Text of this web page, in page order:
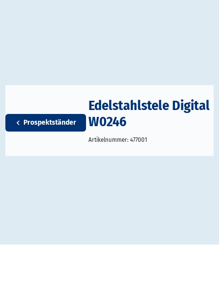
Prospektständer
Edelstahlstele Digital
W0246
Artikelnummer: 477001